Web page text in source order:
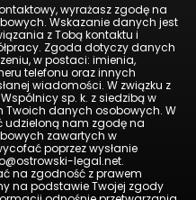
wyrażasz zgodę na
Wskazanie danych jest
z Tobą kontaktu i
Zgoda dotyczy danych
w postaci: imienia,
telefonu oraz innych
wiadomości. W związku z
sp. k. z siedzibą w
Twoich danych osobowych. W
udzieloną nam zgodę na
zawartych w
poprzez wysłanie
legal.net.
na zgodność z prawem
na podstawie Twojej zgody